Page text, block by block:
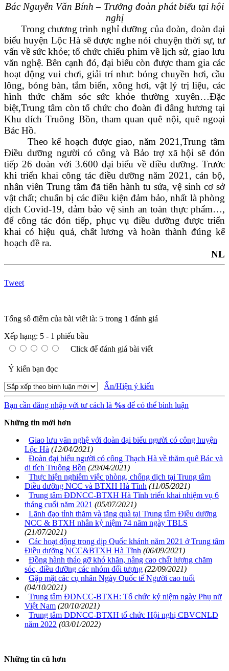
Bác Nguyễn Văn Bính – Trưởng đoàn phát biểu tại hội
nghị
Trong chương trình nghỉ dưỡng của đoàn, đoàn đại
biểu huyện Lộc Hà sẽ được nghe nói chuyện thời sự, tư
vấn về sức khỏe; tổ chức chiếu phim về lịch sử, giao lưu
văn nghệ. Bên cạnh đó, đại biểu còn được tham gia các
hoạt động vui chơi, giải trí như: bóng chuyền hơi, cầu
lông, bóng bàn, tắm biển, xông hơi, vật lý trị liệu, các
hình thức chăm sóc sức khỏe thường xuyên…Đặc
biệt,Trung tâm còn tổ chức cho đoàn đi dâng hương tại
Khu dích Truông Bồn, tham quan quê nội, quê ngoại
Bác Hồ.
Theo kế hoạch được giao, năm 2021,Trung tâm
Điều dưỡng người có công và Bảo trợ xã hội sẽ đón
tiếp 26 đoàn với 3.600 đại biểu về điều dưỡng. Trước
khi triển khai công tác điều dưỡng năm 2021, cán bộ,
nhân viên Trung tâm đã tiến hành tu sửa, vệ sinh cơ sở
vật chất; chuẩn bị các điều kiện đảm bảo, nhất là phòng
dịch Covid-19, đảm bảo vệ sinh an toàn thực phẩm…,
để công tác đón tiếp, phục vụ điều dưỡng được triển
khai có hiệu quả, chất lương và hoàn thành đúng kế
hoạch đề ra.
NL
Tweet
Tổng số điểm của bài viết là: 5 trong 1 đánh giá
Xếp hạng: 5 - 1 phiếu bầu
Click để đánh giá bài viết
Ý kiến bạn đọc
Ẩn/Hiện ý kiến
Bạn cần đăng nhập với tư cách là %s để có thể bình luận
Những tin mới hơn
Giao lưu văn nghệ với đoàn đại biểu người có công huyện
Lộc Hà (12/04/2021)
Đoàn đại biểu người có công Thạch Hà về thăm quê Bác và
di tích Truông Bồn (29/04/2021)
Thực hiện nghiêm việc phòng, chống dịch tại Trung tâm
Điều dưỡng NCC và BTXH Hà Tĩnh (11/05/2021)
Trung tâm ĐDNCC-BTXH Hà Tĩnh triển khai nhiệm vụ 6
tháng cuối năm 2021 (05/07/2021)
Lãnh đạo tỉnh thăm và tặng quà tại Trung tâm Điều dưỡng
NCC & BTXH nhân kỷ niệm 74 năm ngày TBLS
(21/07/2021)
Các hoạt động trong dịp Quốc khánh năm 2021 ở Trung tâm
Điều dưỡng NCC&BTXH Hà Tĩnh (06/09/2021)
Đồng hành tháo gỡ khó khăn, nâng cao chất lượng chăm
sóc, điều dưỡng các nhóm đối tượng (22/09/2021)
Gặp mặt các cụ nhân Ngày Quốc tế Người cao tuổi
(04/10/2021)
Trung tâm ĐDNCC-BTXH: Tổ chức kỷ niệm ngày Phụ nữ
Việt Nam (20/10/2021)
Trung tâm ĐDNCC-BTXH tổ chức Hội nghị CBVCNLĐ
năm 2022 (03/01/2022)
Những tin cũ hơn